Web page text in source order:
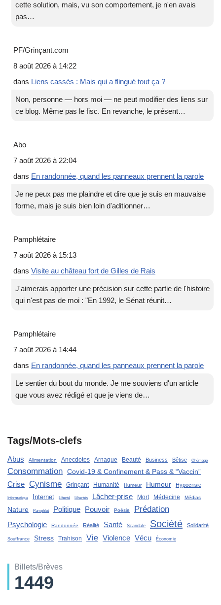
cette solution, mais, vu son comportement, je n'en avais
pas…
PF/Grinçant.com
8 août 2026 à 14:22
dans Liens cassés : Mais qui a flingué tout ça ?
Non, personne — hors moi — ne peut modifier des liens sur
ce blog. Même pas le fisc. En revanche, le présent…
Abo
7 août 2026 à 22:04
dans En randonnée, quand les panneaux prennent la parole
Je ne peux pas me plaindre et dire que je suis en mauvaise
forme, mais je suis bien loin d'aditionner…
Pamphlétaire
7 août 2026 à 15:13
dans Visite au château fort de Gilles de Rais
J'aimerais apporter une précision sur cette partie de l'histoire
qui n'est pas de moi : "En 1992, le Sénat réunit…
Pamphlétaire
7 août 2026 à 14:44
dans En randonnée, quand les panneaux prennent la parole
Le sentier du bout du monde. Je me souviens d'un article
que vous avez rédigé et que je viens de…
Tags/Mots-clefs
Abus Alimentation Anecdotes Arnaque Beauté Business Bêtise Chômage
Consommation Covid-19 & Confinement & Pass & “Vaccin”
Crise Cynisme Grinçant Humanité Humeur Humour Hypocrisie
Informatique Internet Liberté Libertés Lâcher-prise Mort Médecine Médias
Nature Pamphlet Politique Pouvoir Poésie Prédation
Psychologie Randonnée Réalité Santé Scandale Société Solidarité
Souffrance Stress Trahison Vie Violence Vécu Économie
Billets/Brèves
1449